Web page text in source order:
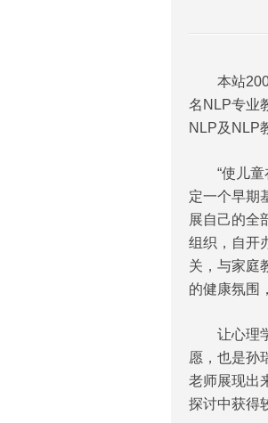
本站2006
名NLP专业
NLP及NLP
“使儿童在
定一个早期
展自己的全
组织，自开
关，与家庭
的健康氛围
让心理学
愿，也是孙
老师展现出
探讨中获得